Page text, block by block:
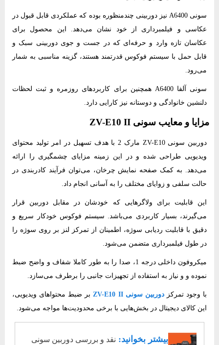
سونی A6400 نیز دوربینی چندمنظوره بوده که عملکردی قابل قبول در
عکاسی و فیلمبرداری از خود نشان می‌دهد. این محصول برای
عکاسان تازه وارد و حرفه‌ای که در جست ‌و جوی دوربینی سبک و
قابل حمل با سیستم فوکوس قدرتمند هستند، گزینه مناسبی به شمار
می‌رود.
سونی آلفا A6400 همچنین برای کاربردهای روزمره و ثبت لحظات
دلنشین خانوادگی و دوستانه نیز کارایی دارد.
مزایا و معایب سونی ZV-E10 II
دوربین سونی ZV-E10 مارک 2 با هدف تسهیل در امر تولید محتوای
ویدیویی طراحی شده و در این زمینه مزایای چشمگیری را ارائه
می‌دهد. به کمک صفحه نمایش چرخان، می‌توان فرآیند کادربندی در
حالت سلفی و زوایای مختلف را به آسانی انجام داد.
این قابلیت برای ولاگرهایی که خودشان در مقابل دوربین قرار
می‌گیرند، بسیار کاربردی می‌باشد. سیستم فوکوس خودکار سریع و
دقیق با قابلیت ردیابی سوژه، اطمینان از تمرکز لنز بر روی سوژه را
در طول فیلمبرداری متضمن می‌شود.
میکروفون داخلی درجه 1، صدا را به طور کاملا شفاف و واضح ضبط
نموده و و نیاز به استفاده از تجهیزات جانبی را برطرف می‌سازد.
با وجود تمرکزدوربین سونی ZV-E10 II
بر ضبط محتواهای ویدیویی،
این کالای دیجیتال در بخش‌هایی با برخی محدودیت‌ها مواجه می‌شود.
بیشتر بخوانید: نقد و بررسی دوربین سونی